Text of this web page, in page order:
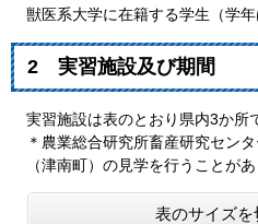
獣医系大学に在籍する学生（学年
2 実習施設及び期間
実習施設は表のとおり県内3か所
＊農業総合研究所畜産研究セン
（津南町）の見学を行うことがあ
表のサイズを